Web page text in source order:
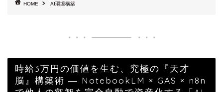
HOME AI環境構築
時給3万円の価値を生む、究極の『天才
脳』構築術 ― NotebookLM × GAS × n8n